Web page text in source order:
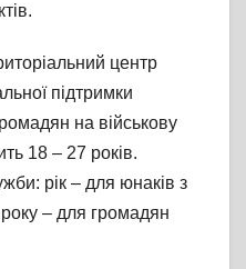
центр
підтримки
на військову
18 – 27 років.
рік – для юнаків з
– для громадян